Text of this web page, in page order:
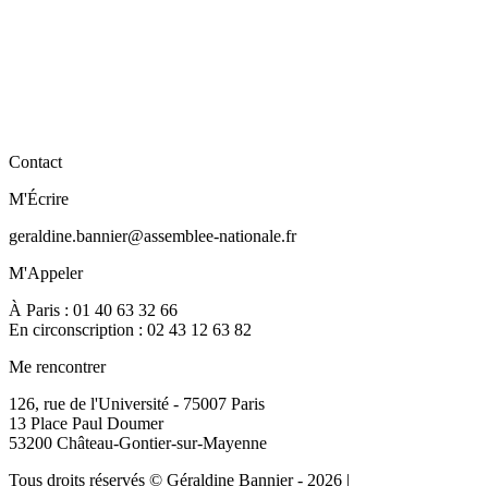
Contact
M'Écrire
geraldine.bannier@assemblee-nationale.fr
M'Appeler
À Paris : 01 40 63 32 66
En circonscription : 02 43 12 63 82
Me rencontrer
126, rue de l'Université - 75007 Paris
13 Place Paul Doumer
53200 Château-Gontier-sur-Mayenne
Tous droits réservés © Géraldine Bannier - 2026 |